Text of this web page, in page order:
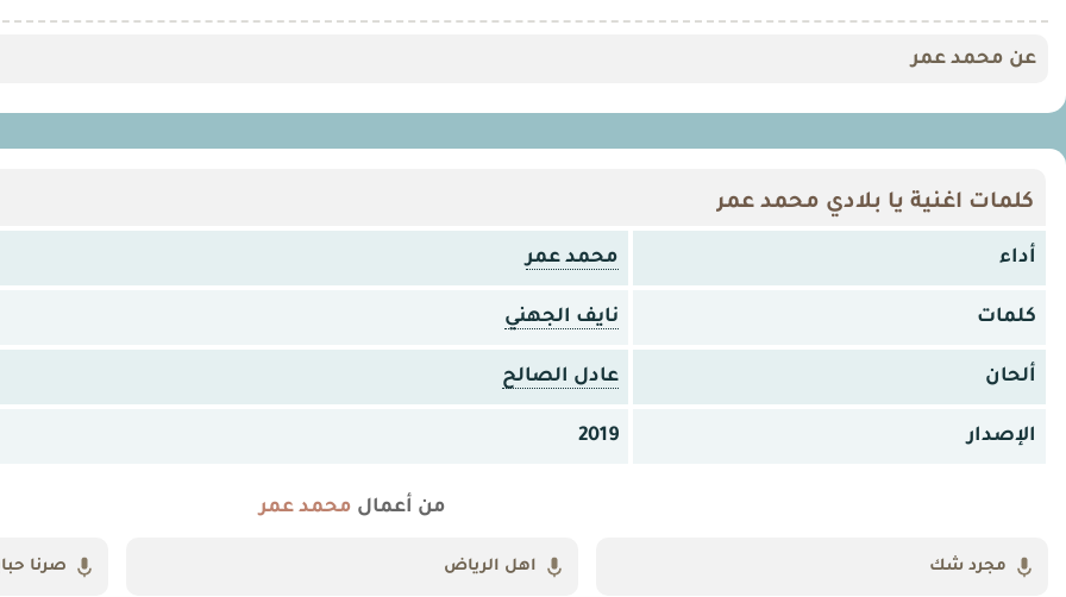
عن محمد عمر
كلمات اغنية يا بلادي محمد عمر
أداء محمد عمر
كلمات نايف الجهني
ألحان عادل الصالح
الإصدار 2019
من أعمال محمد عمر
مجرد شك اهل الرياض صرنا